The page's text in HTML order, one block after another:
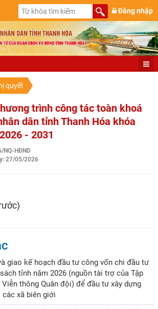
Đăng nhập
quyết
trình công tác toàn khoá
dân tỉnh Thanh Hóa khóa
- 2031
NQ-HĐND
27/05/2026
giao kế hoạch đầu tư công vốn chi đầu tư
tỉnh năm 2026 (nguồn tài trợ của Tập
thông Quân đội) để đầu tư xây dựng
xã biên giới